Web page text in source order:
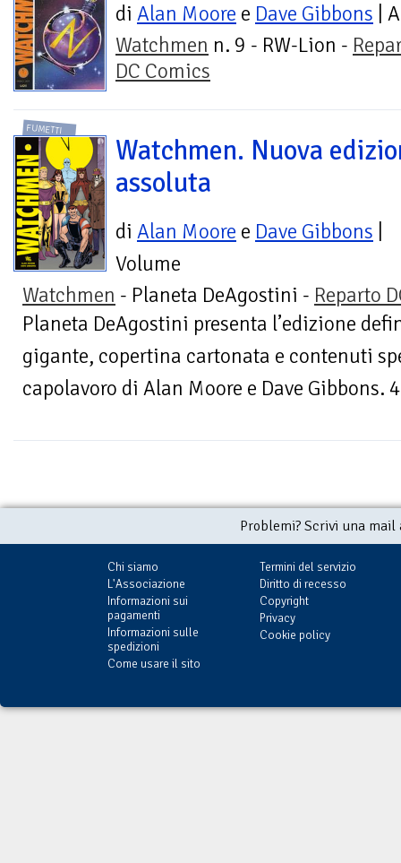
di Alan Moore e Dave Gibbons |
Watchmen n. 9 - RW-Lion -
DC Comics
FUMETTI
Watchmen. Nuova
assoluta
di Alan Moore e Dave Gibbons
Volume
Watchmen - Planeta DeAgostini - Reparto
Planeta DeAgostini presenta l’edizione
gigante, copertina cartonata e contenuti
capolavoro di Alan Moore e Dave Gibbons.
Problemi? Scrivi una
Chi siamo
L'Associazione
Informazioni sui
pagamenti
Informazioni sulle
spedizioni
Come usare il sito
Termini del servizio
Diritto di recesso
Copyright
Privacy
Cookie policy